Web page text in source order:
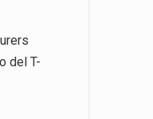
del T-